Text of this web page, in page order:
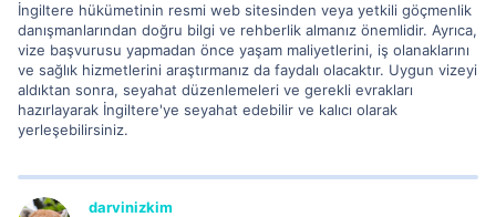
İngiltere hükümetinin resmi web sitesinden veya yetkili göçmenlik
danışmanlarından doğru bilgi ve rehberlik almanız önemlidir. Ayrıca,
vize başvurusu yapmadan önce yaşam maliyetlerini, iş olanaklarını
ve sağlık hizmetlerini araştırmanız da faydalı olacaktır. Uygun vizeyi
aldıktan sonra, seyahat düzenlemeleri ve gerekli evrakları
hazırlayarak İngiltere'ye seyahat edebilir ve kalıcı olarak
yerleşebilirsiniz.
darvinizkim